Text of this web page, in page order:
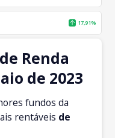
17,91%
Renda
de 2023
fundos da
rentáveis de